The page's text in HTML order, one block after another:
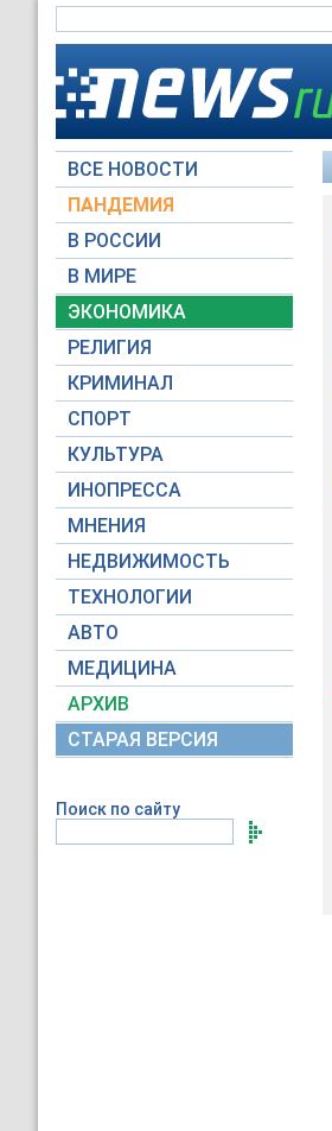
ВСЕ НОВОСТИ
ПАНДЕМИЯ
В РОССИИ
В МИРЕ
ЭКОНОМИКА
РЕЛИГИЯ
КРИМИНАЛ
СПОРТ
КУЛЬТУРА
ИНОПРЕССА
МНЕНИЯ
НЕДВИЖИМОСТЬ
ТЕХНОЛОГИИ
АВТО
МЕДИЦИНА
АРХИВ
СТАРАЯ ВЕРСИЯ
Поиск по сайту